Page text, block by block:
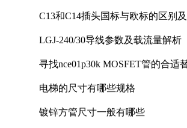
C13和C14插头国标与欧标的区别
LGJ-240/30导线参数及载流量解析
寻找nce01p30k MOSFET管的合适
电梯的尺寸有哪些规格
镀锌方管尺寸一般有哪些